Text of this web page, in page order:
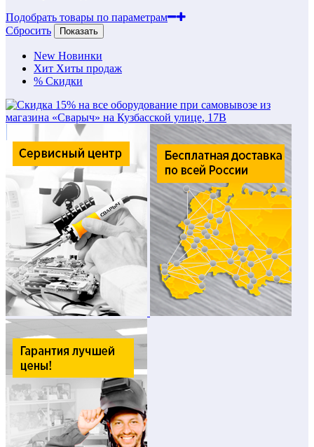
Подобрать товары по параметрам
Сбросить
Показать
New Новинки
Хит Хиты продаж
% Скидки